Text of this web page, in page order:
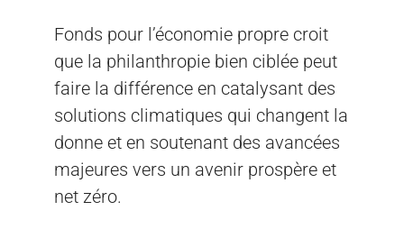
Fonds pour l’économie propre croit
que la philanthropie bien ciblée peut
faire la différence en catalysant des
solutions climatiques qui changent la
donne et en soutenant des avancées
majeures vers un avenir prospère et
net zéro.